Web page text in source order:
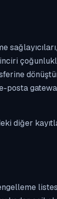
posta
diğer